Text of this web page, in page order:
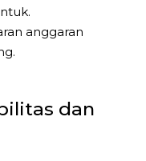
anggaran
dan